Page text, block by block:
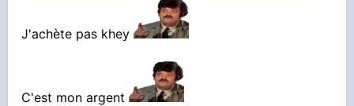
J'achète pas khey
C'est mon argent